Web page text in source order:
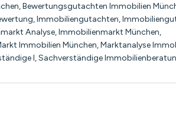
,Bewertungsgutachten Immobilien
,Immobiliengutachten,
Analyse,Immobilienmarkt München,
Immobilien München,Marktanalyse
I,Sachverständige